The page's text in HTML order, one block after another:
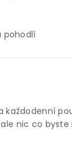
pohodlí
každodenní
nic co